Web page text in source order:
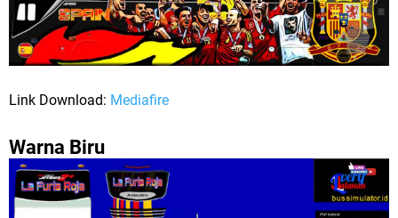
Link Download: Mediafire
Warna Biru